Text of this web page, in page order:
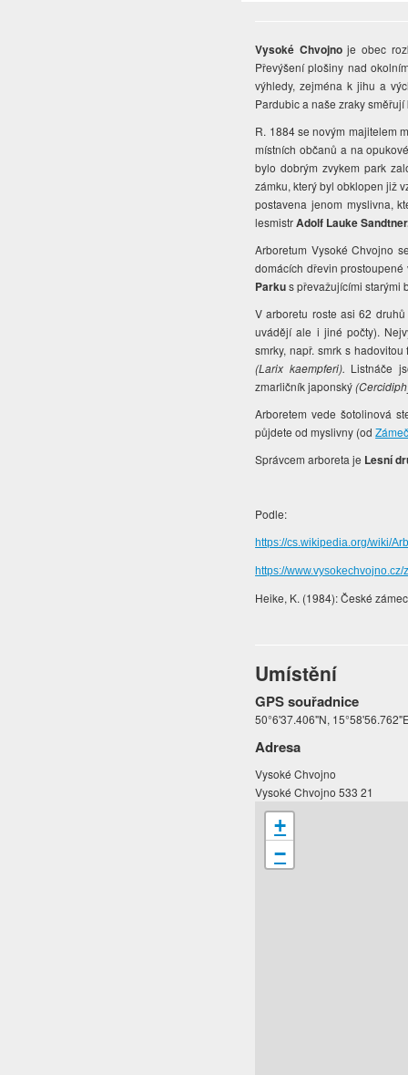
Vysoké Chvojnoje obec
Převýšení plošiny nad
výhledy, zejména k jihu a
Pardubic a naše zraky směřují
R. 1884 se novým majitelem
místních občanů a na
bylo dobrým zvykem park
zámku, který byl obklopen již
postavena jenom myslivna,
lesmistrAdolf Lauke
Arboretum Vysoké Chvojno
domácích dřevin
Parkus převažujícími starými
V arboretu roste asi 62
uvádějí ale i jiné počty).
smrky, např. smrk s
(Larix kaempferi). Listnáče
zmarličník japonský
Arboretem vede šotolinová
půjdete od myslivny (od
Správcem arboreta je Lesní
Podle:
https://cs.wikipedia.org/wiki/
https://
Heike, K. (1984): České
Umístění
GPS souřadnice
50°6'37.406"N,
Adresa
Vysoké Chvojno
Vysoké Chvojno 533 21
+
−